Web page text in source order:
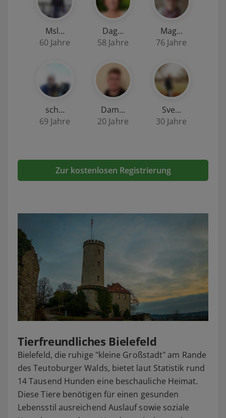
Msl…
60 Jahre
Dag…
58 Jahre
Mag…
76 Jahre
sch…
69 Jahre
Dam…
20 Jahre
Sve…
30 Jahre
Zur kostenlosen Registrierung
Tierfreundliches Bielefeld
Bielefeld, die ruhige "kleine Großstadt" am Rande
des Teutoburger Walds, bietet laut Statistik rund
14 Tausend Hunden eine beschauliche Heimat.
Diese Tiere benötigen für einen gesunden
Lebensstil ausreichend Auslauf sowie soziale